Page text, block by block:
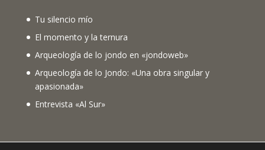
Tu silencio mío
El momento y la ternura
Arqueología de lo jondo en «jondoweb»
Arqueología de lo Jondo: «Una obra singular y
apasionada»
Entrevista «Al Sur»